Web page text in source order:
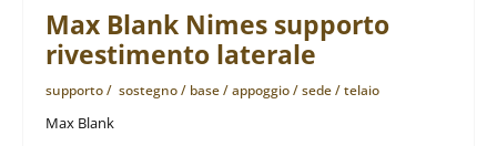
Max Blank Nimes supporto
rivestimento laterale
supporto / sostegno / base / appoggio / sede / telaio
Max Blank